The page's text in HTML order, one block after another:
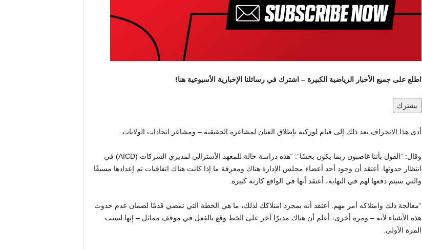
اطلع على جميع الأخبار الرياضية الكبيرة – اشترك في رسائلنا الإخبارية الأسبوعية هنا!
يشترك
أدى هذا الانحراف بعد ذلك إلى قيام لوركيه بإطلاق العنان لمشاعره الحقيقية – ومشاعر اتحادات الولايات.
وقال: “القول بأننا غاضبون ربما يكون بخسًا”. “هذه دراسة حالة للمعهد الأسترالي لمديري الشركات (AICD) في
انتظار حدوثها. أعتقد أن وجود أحد أعضاء مجلس الإدارة هناك ومعرفة ما إذا كانت هناك اتفاقيات تم إعدادها مسبقًا
والتي سيتم دفعها لهم في النهاية، أعتقد أنها في الواقع كارثة كبيرة.
“معالجة ذلك وامتلاكه أمر مهم. أعتقد أنه بمجرد امتلاكك لذلك، ما هي الخطة التي تمضي قدمًا لضمان عدم حدوث
هذه الأشياء لأنه – ومرة ​​أخرى، أعلم أن هناك مديرًا آخر على الخط وقع بالفعل في موقف مماثل – إنها ليست
المرة الأولى.